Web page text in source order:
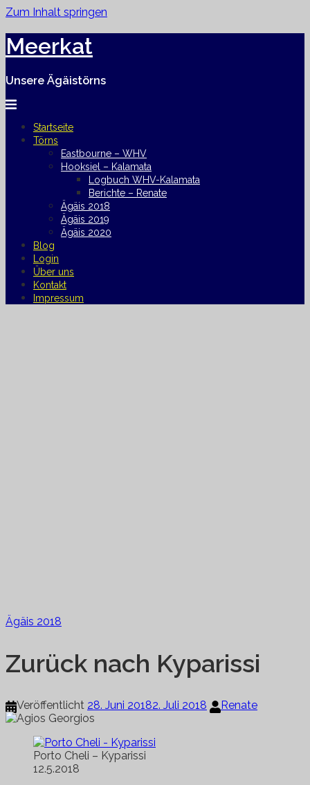
Zum Inhalt springen
Meerkat
Unsere Ägäistörns
Startseite
Törns
Eastbourne – WHV
Hooksiel – Kalamata
Logbuch WHV-Kalamata
Berichte – Renate
Ägäis 2018
Ägäis 2019
Ägäis 2020
Blog
Login
Über uns
Kontakt
Impressum
Ägäis 2018
Zurück nach Kyparissi
Veröffentlicht 28. Juni 20182. Juli 2018 Renate
Porto Cheli – Kyparissi
12.5.2018